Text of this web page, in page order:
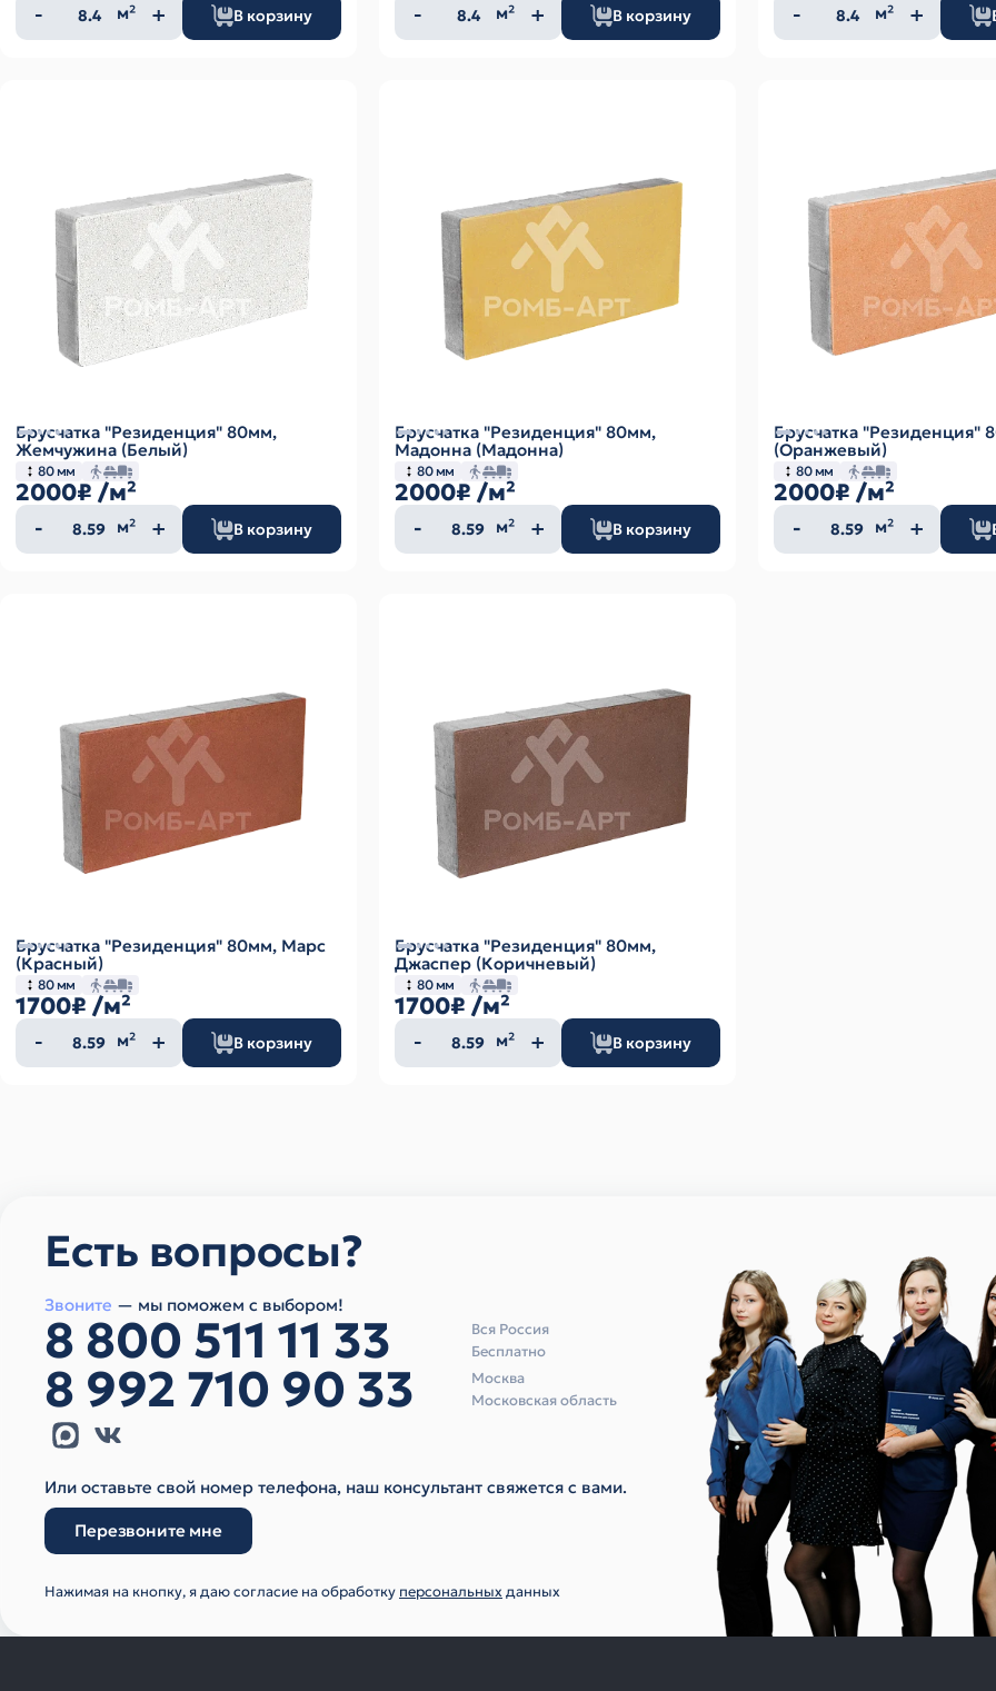
Количество
товара
м² В корзину Количество
товара
м² В корзину Количество
товара
м²
Брусчатка "Резиденция" 80мм,
Жемчужина (Белый)
80 мм
2000₽ /м²
Количество
товара
м² В корзину
Брусчатка "Резиденция" 80мм,
Мадонна (Мадонна)
80 мм
2000₽ /м²
Количество
товара
м² В корзину
Брусчатка "Резиденция"
(Оранжевый)
80 мм
2000₽ /м²
Количество
товара
м²
Брусчатка "Резиденция" 80мм, Марс
(Красный)
80 мм
1700₽ /м²
Количество
товара
м² В корзину
Брусчатка "Резиденция" 80мм,
Джаспер (Коричневый)
80 мм
1700₽ /м²
Количество
товара
м² В корзину
Есть вопросы?
Звоните — мы поможем с выбором!
8 800 511 11 33
Вся Россия
Бесплатно
8 992 710 90 33
Москва
Московская область
Или оставьте свой номер телефона, наш консультант свяжется с вами.
Перезвоните мне
Нажимая на кнопку, я даю согласие на обработку персональныхданных